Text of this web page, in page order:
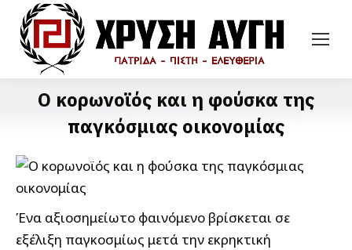
Ο κορωνοϊός και η φούσκα της
παγκόσμιας οικονομίας
Ένα αξιοσημείωτο φαινόμενο βρίσκεται σε
εξέλιξη παγκοσμίως μετά την εκρηκτική